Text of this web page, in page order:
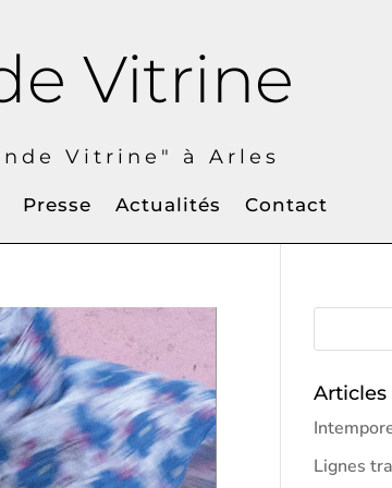
Vitrine
Vitrine" à Arles
Presse Actualités Contact
Articles
Lignes